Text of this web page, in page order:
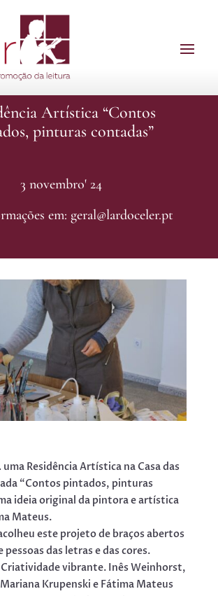
Artística “Contos
pinturas contadas”
3 novembro' 24
em: geral@lardoceler.pt
uma Residência Artística na Casa das
“Contos pintados, pinturas
ideia original da pintora e artística
Mateus.
este projeto de braços abertos
das letras e das cores.
vibrante. Inês Weinhorst,
Krupenski e Fátima Mateus